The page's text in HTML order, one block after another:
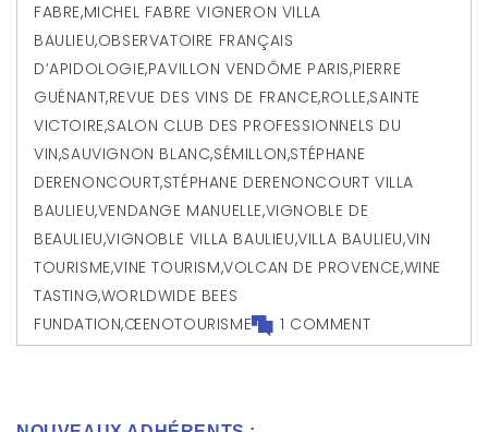
FABRE,MICHEL FABRE VIGNERON VILLA
BAULIEU,OBSERVATOIRE FRANÇAIS
D’APIDOLOGIE,PAVILLON VENDÔME PARIS,PIERRE
GUÉNANT,REVUE DES VINS DE FRANCE,ROLLE,SAINTE
VICTOIRE,SALON CLUB DES PROFESSIONNELS DU
VIN,SAUVIGNON BLANC,SÉMILLON,STÉPHANE
DERENONCOURT,STÉPHANE DERENONCOURT VILLA
BAULIEU,VENDANGE MANUELLE,VIGNOBLE DE
BEAULIEU,VIGNOBLE VILLA BAULIEU,VILLA BAULIEU,VIN
TOURISME,VINE TOURISM,VOLCAN DE PROVENCE,WINE
TASTING,WORLDWIDE BEES
FUNDATION,ŒENOTOURISME 1 COMMENT